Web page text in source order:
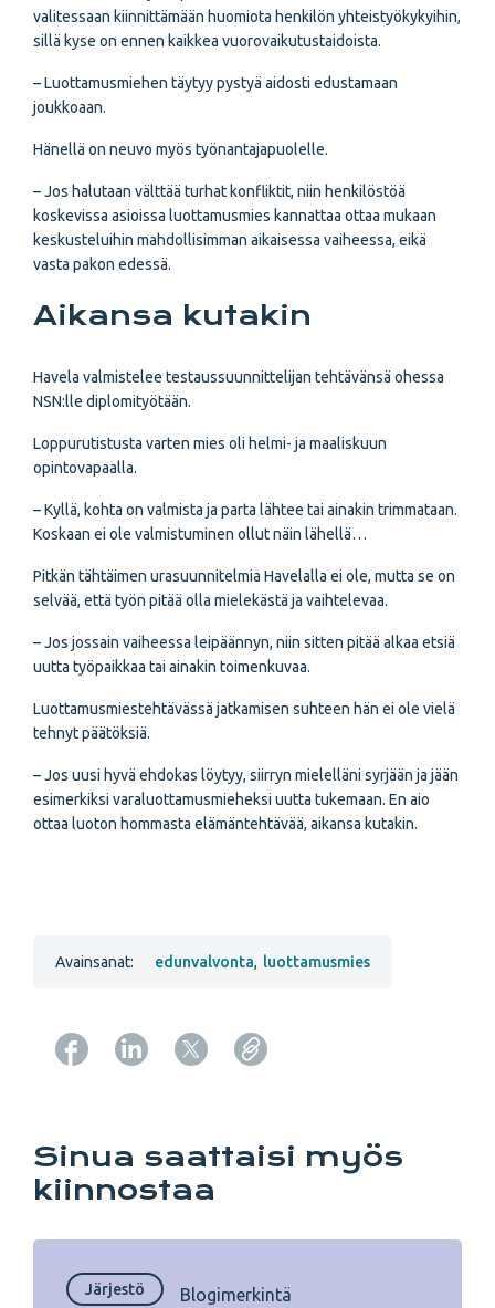
valitessaan kiinnittämään huomiota henkilön yhteistyökykyihin,
sillä kyse on ennen kaikkea vuorovaikutustaidoista.
– Luottamusmiehen täytyy pystyä aidosti edustamaan
joukkoaan.
Hänellä on neuvo myös työnantajapuolelle.
– Jos halutaan välttää turhat konfliktit, niin henkilöstöä
koskevissa asioissa luottamusmies kannattaa ottaa mukaan
keskusteluihin mahdollisimman aikaisessa vaiheessa, eikä
vasta pakon edessä.
Aikansa kutakin
Havela valmistelee testaussuunnittelijan tehtävänsä ohessa
NSN:lle diplomityötään.
Loppurutistusta varten mies oli helmi- ja maaliskuun
opintovapaalla.
– Kyllä, kohta on valmista ja parta lähtee tai ainakin trimmataan.
Koskaan ei ole valmistuminen ollut näin lähellä…
Pitkän tähtäimen urasuunnitelmia Havelalla ei ole, mutta se on
selvää, että työn pitää olla mielekästä ja vaihtelevaa.
– Jos jossain vaiheessa leipäännyn, niin sitten pitää alkaa etsiä
uutta työpaikkaa tai ainakin toimenkuvaa.
Luottamusmiestehtävässä jatkamisen suhteen hän ei ole vielä
tehnyt päätöksiä.
– Jos uusi hyvä ehdokas löytyy, siirryn mielelläni syrjään ja jään
esimerkiksi varaluottamusmieheksi uutta tukemaan. En aio
ottaa luoton hommasta elämäntehtävää, aikansa kutakin.
Avainsanat: edunvalvonta, luottamusmies
Sinua saattaisi myös
kiinnostaa
Järjestö Blogimerkintä